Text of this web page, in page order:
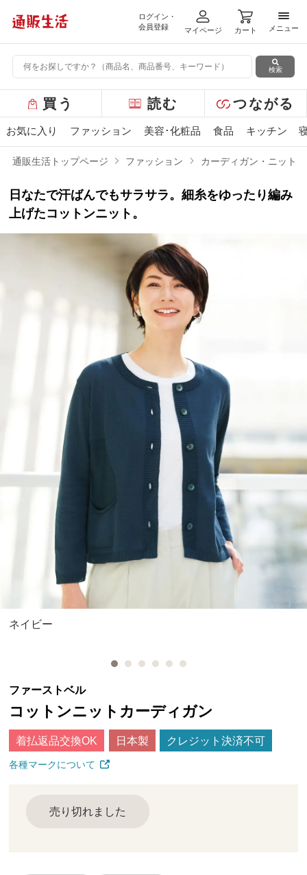
ログイン・
会員登録
マイページ カート
メニ
メニュー
検索
ー
バ
買う 読む つながる
お気に入り ファッション 美容･化粧品 食品 キッチン
通販生活トップページ ファッション カーディガン・ニット
日なたで汗ばんでもサラサラ。細糸をゆったり編み
上げたコットンニット。
ネイビー
ファーストベル
コットンニットカーディガン
着払返品交換OK 日本製 クレジット決済不可
各種マークについて
売り切れました